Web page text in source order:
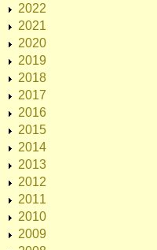
2022
2021
2020
2019
2018
2017
2016
2015
2014
2013
2012
2011
2010
2009